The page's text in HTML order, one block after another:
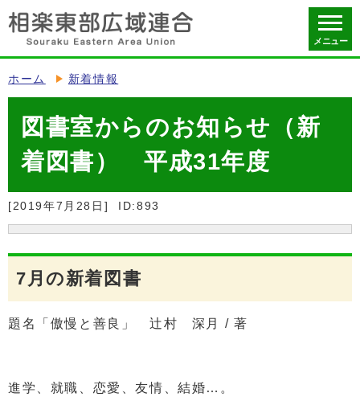
メニュー
ホーム 新着情報
図書室からのお知らせ（新
着図書） 平成31年度
[2019年7月28日] ID:893
7月の新着図書
題名「傲慢と善良」 辻村 深月 / 著
進学、就職、恋愛、友情、結婚…。